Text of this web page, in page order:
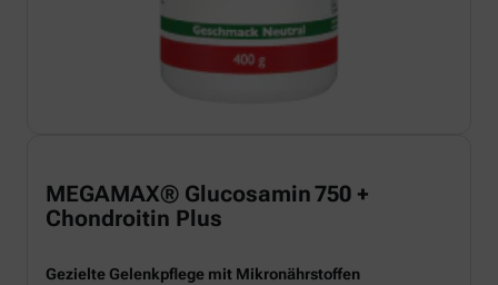
MEGAMAX® Glucosamin 750 +
Chondroitin Plus
Gezielte Gelenkpflege mit Mikronährstoffen